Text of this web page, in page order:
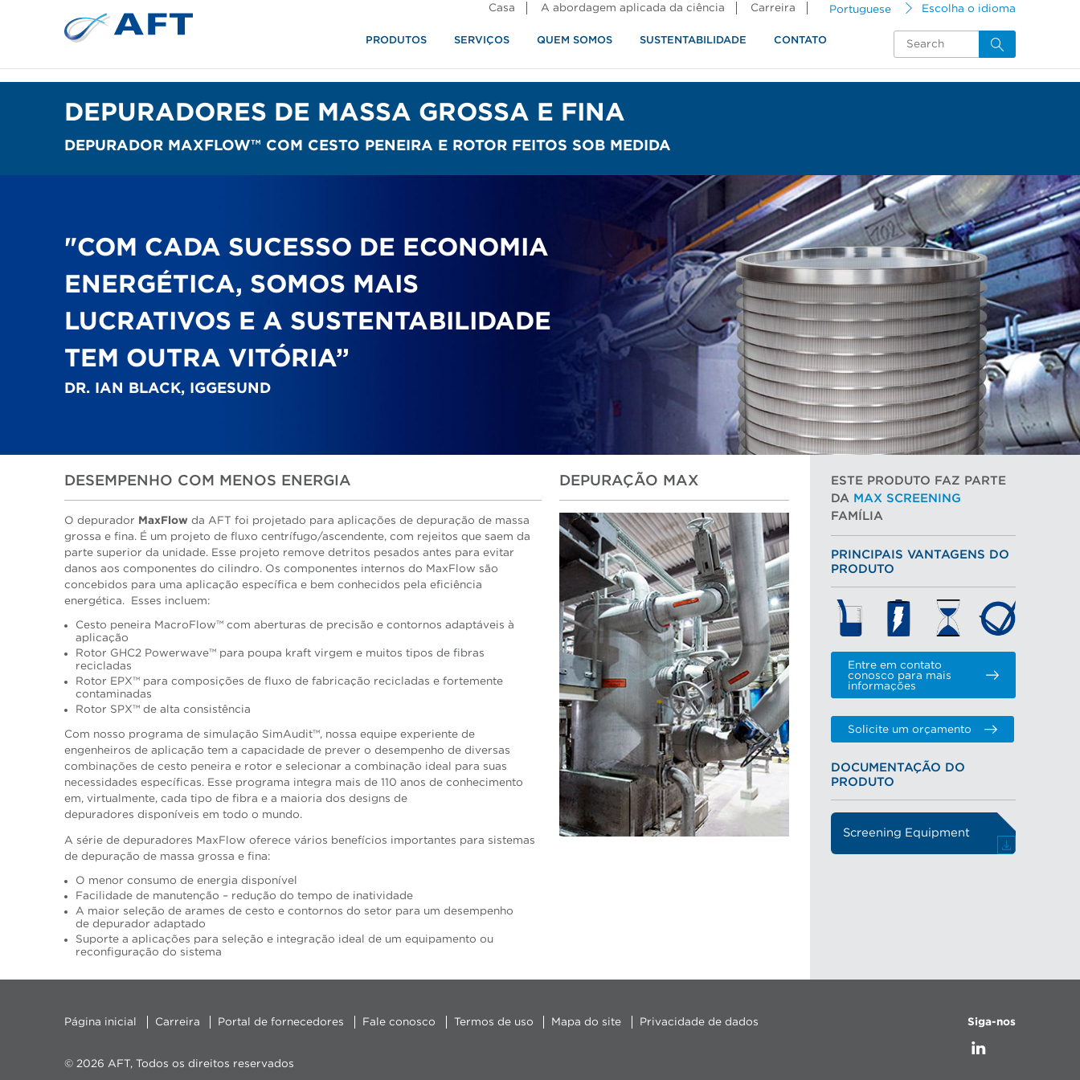
Portuguese Escolha o idioma
Casa A abordagem aplicada da ciência Carreira
PRODUTOS SERVIÇOS QUEM SOMOS SUSTENTABILIDADE CONTATO
DEPURADORES DE MASSA GROSSA E FINA
DEPURADOR MAXFLOW™ COM CESTO PENEIRA E ROTOR FEITOS SOB MEDIDA
"COM CADA SUCESSO DE ECONOMIA
ENERGÉTICA, SOMOS MAIS
LUCRATIVOS E A SUSTENTABILIDADE
TEM OUTRA VITÓRIA”
DR. IAN BLACK, IGGESUND
DESEMPENHO COM MENOS ENERGIA
O depurador MaxFlow da AFT foi projetado para aplicações de depuração de massa
grossa e fina. É um projeto de fluxo centrífugo/ascendente, com rejeitos que saem da
parte superior da unidade. Esse projeto remove detritos pesados antes para evitar
danos aos componentes do cilindro. Os componentes internos do MaxFlow são
concebidos para uma aplicação específica e bem conhecidos pela eficiência
energética. Esses incluem:
Cesto peneira MacroFlow™ com aberturas de precisão e contornos adaptáveis à
aplicação
Rotor GHC2 Powerwave™ para poupa kraft virgem e muitos tipos de fibras
recicladas
Rotor EPX™ para composições de fluxo de fabricação recicladas e fortemente
contaminadas
Rotor SPX™ de alta consistência
Com nosso programa de simulação SimAudit™, nossa equipe experiente de
engenheiros de aplicação tem a capacidade de prever o desempenho de diversas
combinações de cesto peneira e rotor e selecionar a combinação ideal para suas
necessidades específicas. Esse programa integra mais de 110 anos de conhecimento
em, virtualmente, cada tipo de fibra e a maioria dos designs de
depuradores disponíveis em todo o mundo.
A série de depuradores MaxFlow oferece vários benefícios importantes para sistemas
de depuração de massa grossa e fina:
O menor consumo de energia disponível
Facilidade de manutenção – redução do tempo de inatividade
A maior seleção de arames de cesto e contornos do setor para um desempenho
de depurador adaptado
Suporte a aplicações para seleção e integração ideal de um equipamento ou
reconfiguração do sistema
DEPURAÇÃO MAX
ESTE PRODUTO FAZ PARTE
DA MAX SCREENING
FAMÍLIA
PRINCIPAIS VANTAGENS DO
PRODUTO
Entre em contato
conosco para mais
informações
Solicite um orçamento
DOCUMENTAÇÃO DO
PRODUTO
Screening Equipment
Página inicial Carreira Portal de fornecedores Fale conosco Termos de uso Mapa do site Privacidade de dados Siga-nos
© 2026 AFT, Todos os direitos reservados